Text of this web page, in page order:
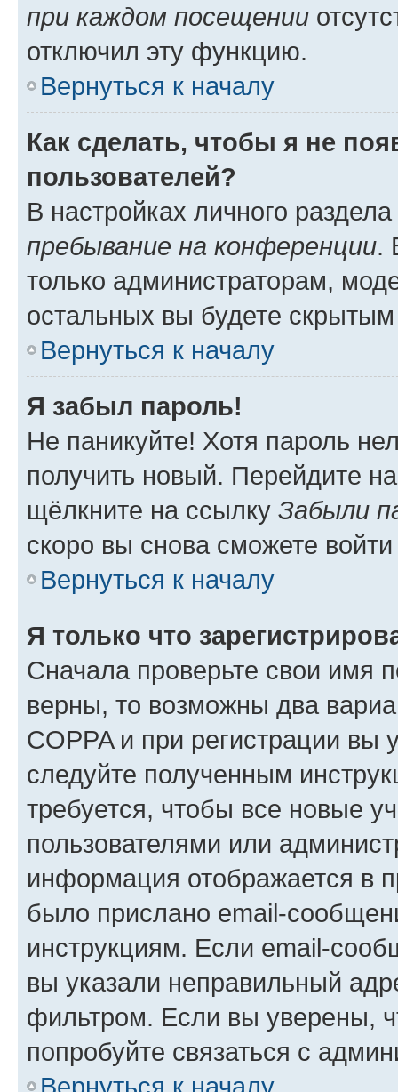
при каждом посещении
отключил эту функцию.
Вернуться к началу
Как сделать, чтобы я не
пользователей?
В настройках личного
пребывание на конференции.
только администраторам,
остальных вы будете
Вернуться к началу
Я забыл пароль!
Не паникуйте! Хотя пароль
получить новый. Перейдите
щёлкните на ссылку Забыли
скоро вы снова сможете
Вернуться к началу
Я только что
Сначала проверьте свои имя
верны, то возможны два
COPPA и при регистрации вы
следуйте полученным
требуется, чтобы все новые
пользователями или
информация отображается в
было прислано email-
инструкциям. Если email-
вы указали неправильный
фильтром. Если вы уверены,
попробуйте связаться с
Вернуться к началу